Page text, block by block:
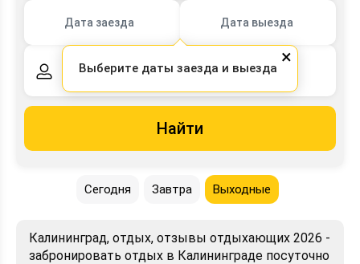
Дата заезда Дата выезда
2 взрослых, 0 детей
Найти
Сегодня Завтра Выходные
Калининград, отдых, отзывы отдыхающих 2026 -
забронировать отдых в Калининграде посуточно
×
Выберите даты заезда и выезда